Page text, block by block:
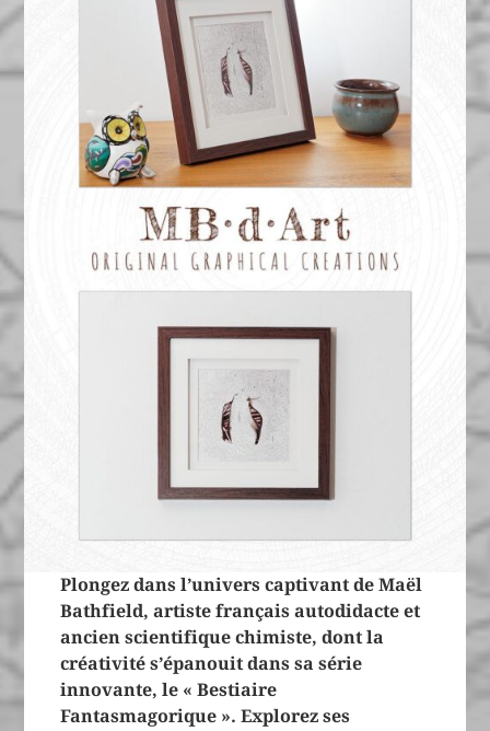
Plongez dans l’univers captivant de Maël
Bathfield, artiste français autodidacte et
ancien scientifique chimiste, dont la
créativité s’épanouit dans sa série
innovante, le « Bestiaire
Fantasmagorique ». Explorez ses